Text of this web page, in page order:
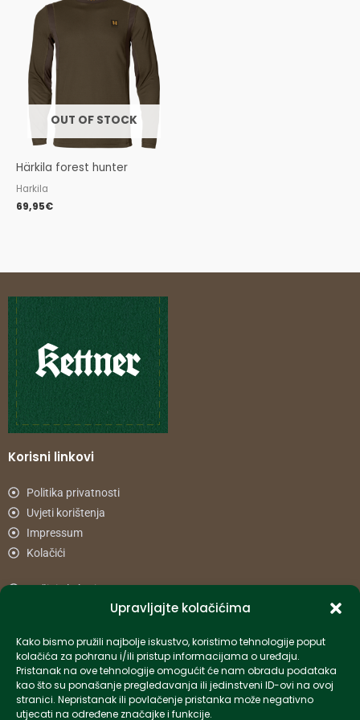
Upravljajte kolačićima
Kako bismo pružili najbolje iskustvo, koristimo tehnologije poput
kolačića za pohranu i/ili pristup informacijama o uređaju.
Pristanak na ove tehnologije omogućit će nam obradu podataka
kao što su ponašanje pregledavanja ili jedinstveni ID-ovi na ovoj
stranici. Nepristanak ili povlačenje pristanka može negativno
utjecati na određene značajke i funkcije.
OUT OF STOCK
Härkila forest hunter
Harkila
69,95€
Korisni linkovi
Politika privatnosti
Uvjeti korištenja
Impressum
Kolačići
Načini plaćanja
Informacije
info-hr@kettner.com